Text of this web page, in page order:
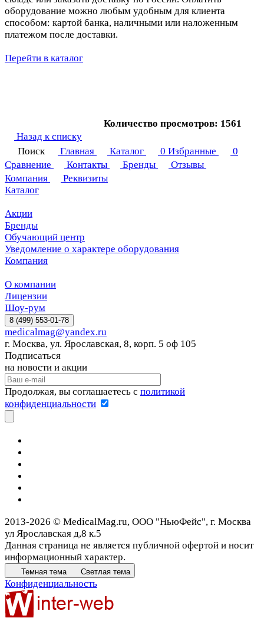
оборудование можно любым удобным для клиента
способом: картой банка, наличными или наложенным
платежом после доставки.
Перейти в каталог
Количество просмотров: 1561
Назад к списку
Поиск
Главная Каталог 0 Избранные
0
Сравнение
Контакты Бренды
Отзывы
Компания
Реквизиты
Каталог
Акции
Бренды
Обучающий центр
Уведомление о характере оборудования
Компания
О компании
Лицензии
Шоу-рум
8 (499) 553-01-78
medicalmag@yandex.ru
г. Москва, ул. Ярославская, 8, корп. 5 оф 105
Подписаться
на новости и акции
Продолжая, вы соглашаетесь с политикой
конфиденциальности
2013-2026 © MedicalMag.ru, ООО "НьюФейс", г. Москва
ул Ярославская д,8 к.5
Данная страница не является публичной офертой и носит
информационный характер.
Темная тема Светлая тема
Конфиденциальность